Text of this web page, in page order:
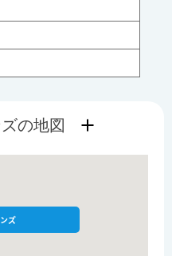
の地図
ズ